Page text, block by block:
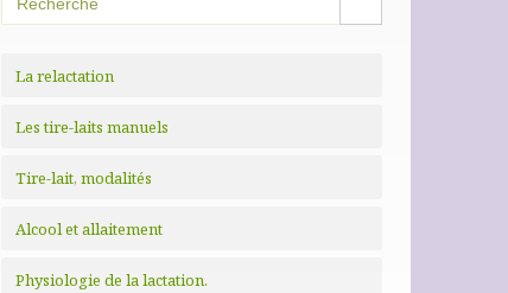
for:
La relactation
Les tire-laits manuels
Tire-lait, modalités
Alcool et allaitement
Physiologie de la lactation.